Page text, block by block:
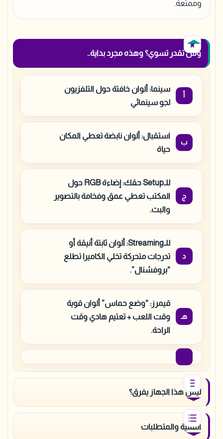
وممتعة.
وش تقدر تسوي؟ وهذه مجرد بداية..
سينما: ألوان خافتة حول التلفزيون
لجو سينمائي
استقبال: ألوان نابضة تعطي المكان
حياة
للـSetup حقك: إضاءة RGB حول
المكتب تعطي عمق وفخامة بالتصوير
والبث.
للـStreaming: ألوان ثابتة أنيقة أو
تدرجات متحركة تخلي الكاميرا تطلع
“بروفشنال”.
قيمرز: “وضع حماس” ألوان قوية
وقت اللعب + تعتيم هادي وقت
الراحة.
ليش هذا الجهاز يفرق؟
التقنية والمتطلبات